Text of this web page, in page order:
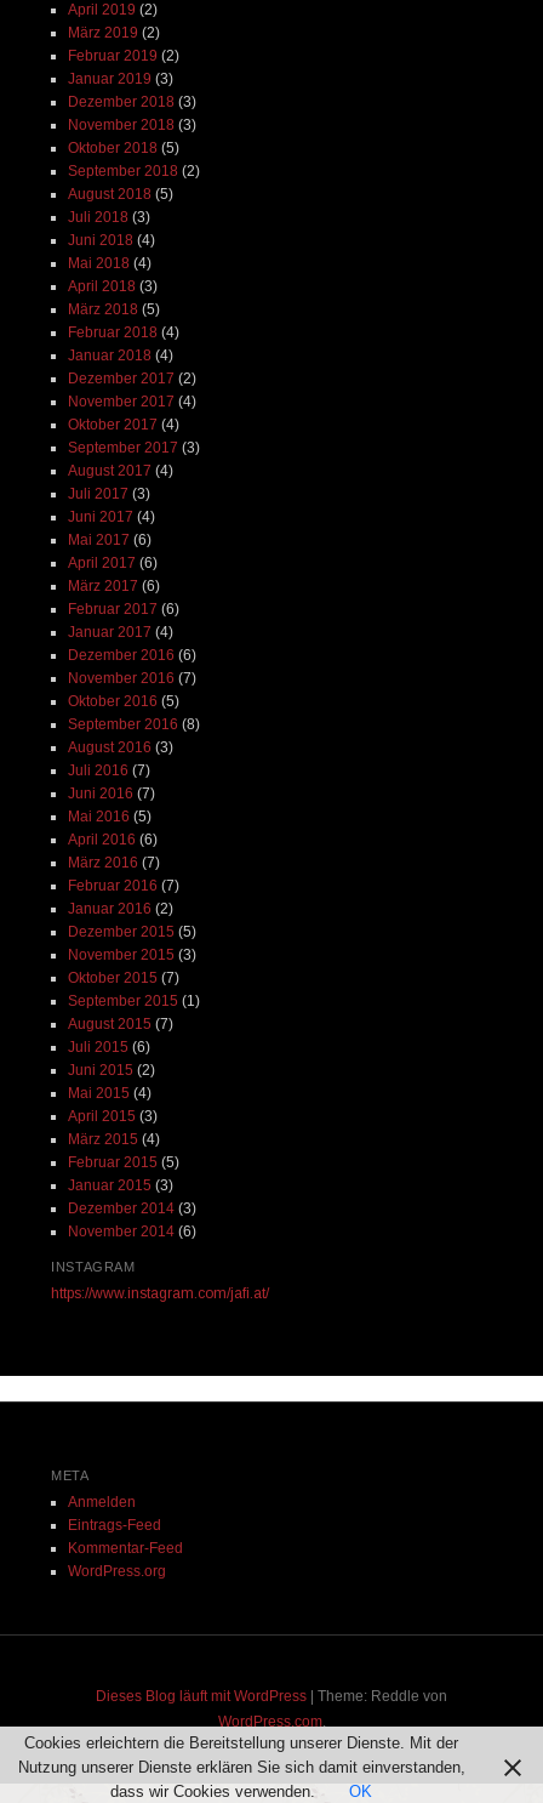
April 2019 (2)
März 2019 (2)
Februar 2019 (2)
Januar 2019 (3)
Dezember 2018 (3)
November 2018 (3)
Oktober 2018 (5)
September 2018 (2)
August 2018 (5)
Juli 2018 (3)
Juni 2018 (4)
Mai 2018 (4)
April 2018 (3)
März 2018 (5)
Februar 2018 (4)
Januar 2018 (4)
Dezember 2017 (2)
November 2017 (4)
Oktober 2017 (4)
September 2017 (3)
August 2017 (4)
Juli 2017 (3)
Juni 2017 (4)
Mai 2017 (6)
April 2017 (6)
März 2017 (6)
Februar 2017 (6)
Januar 2017 (4)
Dezember 2016 (6)
November 2016 (7)
Oktober 2016 (5)
September 2016 (8)
August 2016 (3)
Juli 2016 (7)
Juni 2016 (7)
Mai 2016 (5)
April 2016 (6)
März 2016 (7)
Februar 2016 (7)
Januar 2016 (2)
Dezember 2015 (5)
November 2015 (3)
Oktober 2015 (7)
September 2015 (1)
August 2015 (7)
Juli 2015 (6)
Juni 2015 (2)
Mai 2015 (4)
April 2015 (3)
März 2015 (4)
Februar 2015 (5)
Januar 2015 (3)
Dezember 2014(3)
November 2014(6)
INSTAGRAM
https://www.instagram.com/jafi.at/
META
Anmelden
Eintrags-Feed
Kommentar-Feed
WordPress.org
Dieses Blog läuft mit WordPress
Theme: Reddle von
WordPress.com.
Cookies erleichtern die Bereitstellung unserer Dienste. Mit der
Nutzung unserer Dienste erklären Sie sich damit einverstanden,
dass wir Cookies verwenden.
OK